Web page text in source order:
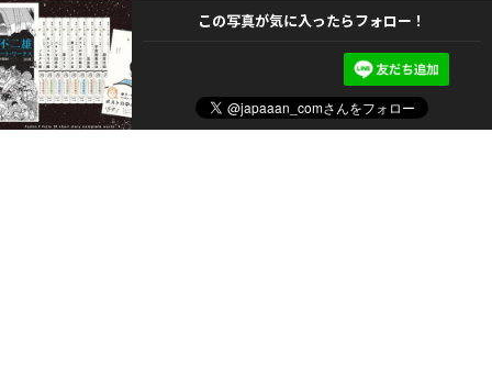
この写真が気に入ったらフォロー！